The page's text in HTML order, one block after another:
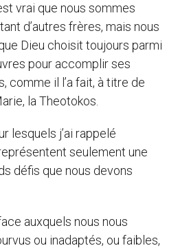
vrai que nous sommes
d’autres frères, mais nous
Dieu choisit toujours parmi
pour accomplir ses
comme il l’a fait, à titre de
la Theotokos.
lesquels j’ai rappelé
seulement une
défis que nous devons
auxquels nous nous
ou inadaptés, ou faibles,